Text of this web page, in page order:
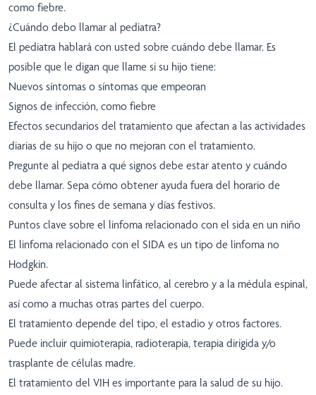
como fiebre.
¿Cuándo debo llamar al pediatra?
El pediatra hablará con usted sobre cuándo debe llamar. Es
posible que le digan que llame si su hijo tiene:
Nuevos síntomas o síntomas que empeoran
Signos de infección, como fiebre
Efectos secundarios del tratamiento que afectan a las actividades
diarias de su hijo o que no mejoran con el tratamiento.
Pregunte al pediatra a qué signos debe estar atento y cuándo
debe llamar. Sepa cómo obtener ayuda fuera del horario de
consulta y los fines de semana y días festivos.
Puntos clave sobre el linfoma relacionado con el sida en un niño
El linfoma relacionado con el SIDA es un tipo de linfoma no
Hodgkin.
Puede afectar al sistema linfático, al cerebro y a la médula espinal,
así como a muchas otras partes del cuerpo.
El tratamiento depende del tipo, el estadio y otros factores.
Puede incluir quimioterapia, radioterapia, terapia dirigida y/o
trasplante de células madre.
El tratamiento del VIH es importante para la salud de su hijo.